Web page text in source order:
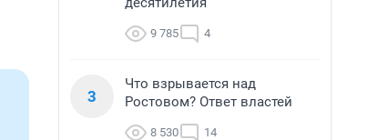
9 785 4
3
Что взрывается над
Ростовом? Ответ властей
8 530 14